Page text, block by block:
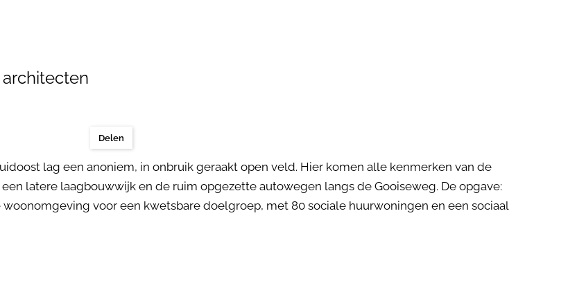
Delen
lag een anoniem, in onbruik geraakt open veld. Hier komen alle kenmerken van de
latere laagbouwwijk en de ruim opgezette autowegen langs de Gooiseweg. De opgave:
voor een kwetsbare doelgroep, met 80 sociale huurwoningen en een sociaal